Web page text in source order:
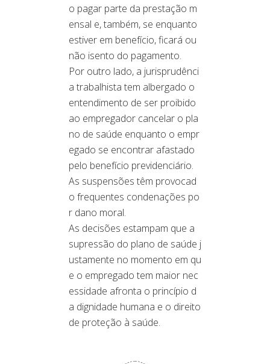
o pagar parte da prestação m
ensal e, também, se enquanto
estiver em benefício, ficará ou
não isento do pagamento.
Por outro lado, a jurisprudênci
a trabalhista tem albergado o
entendimento de ser proibido
ao empregador cancelar o pla
no de saúde enquanto o empr
egado se encontrar afastado
pelo benefício previdenciário.
As suspensões têm provocad
o frequentes condenações po
r dano moral.
As decisões estampam que a
supressão do plano de saúde j
ustamente no momento em qu
e o empregado tem maior nec
essidade afronta o princípio d
a dignidade humana e o direito
de proteção à saúde.